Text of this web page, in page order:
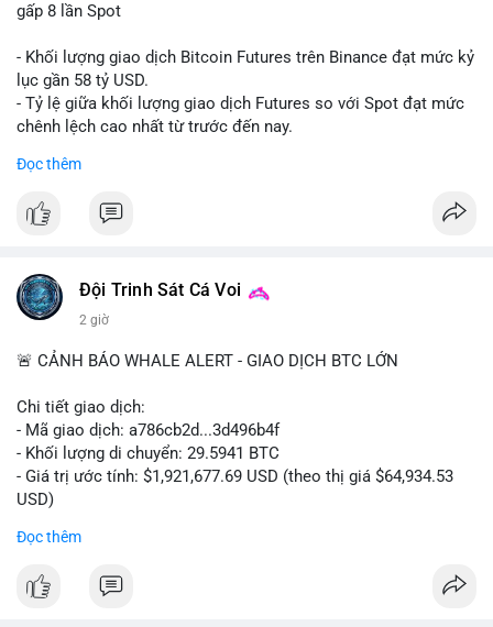
gấp 8 lần Spot
- Khối lượng giao dịch Bitcoin Futures trên Binance đạt mức kỷ
lục gần 58 tỷ USD.
- Tỷ lệ giữa khối lượng giao dịch Futures so với Spot đạt mức
chênh lệch cao nhất từ trước đến nay.
dịch Spot.
#binance #btc
#vlikevn #titanbot
📰 Nguồn: Cointelegraph
Đọc thêm
Đội Trinh Sát Cá Voi
2 giờ
🚨 CẢNH BÁO WHALE ALERT - GIAO DỊCH BTC LỚN
Chi tiết giao dịch:
- Mã giao dịch: a786cb2d...3d496b4f
- Khối lượng di chuyển: 29.5941 BTC
- Giá trị ước tính: $1,921,677.69 USD (theo thị giá $64,934.53
USD)
USD được thực hiện trong một khối chưa xác nhận cho thấy
Đọc thêm